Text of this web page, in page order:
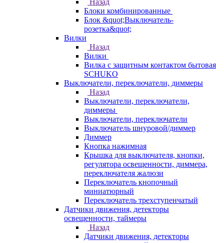
Назад
Блоки комбинированные
Блок &quot;Выключатель-
розетка&quot;
Вилки
Назад
Вилки
Вилка с защитным контактом бытовая
SCHUKO
Выключатели, переключатели, диммеры
Назад
Выключатели, переключатели,
диммеры
Выключатели, переключатели
Выключатель шнуровой/диммер
Диммер
Кнопка нажимная
Крышка для выключателя, кнопки,
регулятора освещенности, диммера,
переключателя жалюзи
Переключатель кнопочный
миниатюрный
Переключатель трехступенчатый
Датчики движения, детекторы
освещенности, таймеры
Назад
Датчики движения, детекторы